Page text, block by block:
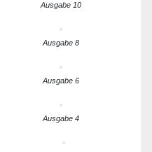
Ausgabe 10
Ausgabe 8
Ausgabe 6
Ausgabe 4